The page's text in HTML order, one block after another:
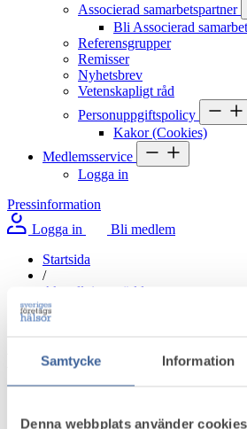
Samtycke Information
Denna webbplats använder cookies
Associerad samarbetspartner
Bli Associerad
Referensgrupper
Remisser
Nyhetsbrev
Vetenskapligt råd
Personuppgiftspolicy
Kakor (Cookies)
Medlemsservice
Logga in
Pressinformation
Logga in
Bli medlem
Startsida
/
Aktuellt i omvärlden
/
Minister besökte KI:s nya centrum
Minister besökte KI:s nya
återgång i arbete